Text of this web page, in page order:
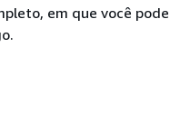
em que você